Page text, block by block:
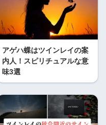
アゲハ蝶はツインレイの案
内人！スピリチュアルな意
味3選